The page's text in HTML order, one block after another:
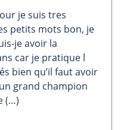
je suis tres
petits mots bon, je
je avoir la
car je pratique l
bien qu’il faut avoir
grand champion
(…)